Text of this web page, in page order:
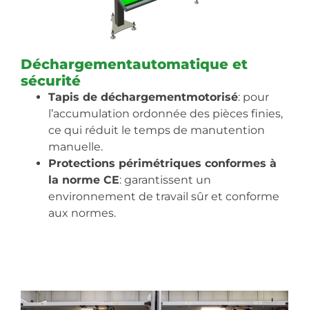
Déchargementautomatique et
sécurité
Tapis de déchargementmotorisé: pour
l’accumulation ordonnée des pièces finies,
ce qui réduit le temps de manutention
manuelle.
Protections périmétriques conformes à
la norme CE: garantissent un
environnement de travail sûr et conforme
aux normes.